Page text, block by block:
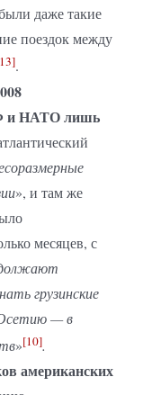
даже такие
поездок между
.
и НАТО лишь
», и там же
месяцев, с
грузинские
— в
»[10].
американских